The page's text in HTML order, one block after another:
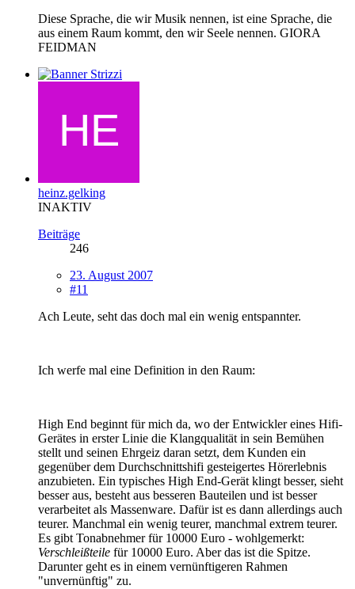
Diese Sprache, die wir Musik nennen, ist eine Sprache, die
aus einem Raum kommt, den wir Seele nennen. GIORA
FEIDMAN
heinz.gelking
INAKTIV
Beiträge
246
23. August 2007
#11
Ach Leute, seht das doch mal ein wenig entspannter.
Ich werfe mal eine Definition in den Raum:
High End beginnt für mich da, wo der Entwickler eines Hifi-
Gerätes in erster Linie die Klangqualität in sein Bemühen
stellt und seinen Ehrgeiz daran setzt, dem Kunden ein
gegenüber dem Durchschnittshifi gesteigertes Hörerlebnis
anzubieten. Ein typisches High End-Gerät klingt besser, sieht
besser aus, besteht aus besseren Bauteilen und ist besser
verarbeitet als Massenware. Dafür ist es dann allerdings auch
teurer. Manchmal ein wenig teurer, manchmal extrem teurer.
Es gibt Tonabnehmer für 10000 Euro - wohlgemerkt:
Verschleißteile für 10000 Euro. Aber das ist die Spitze.
Darunter geht es in einem vernünftigeren Rahmen
"unvernünftig" zu.